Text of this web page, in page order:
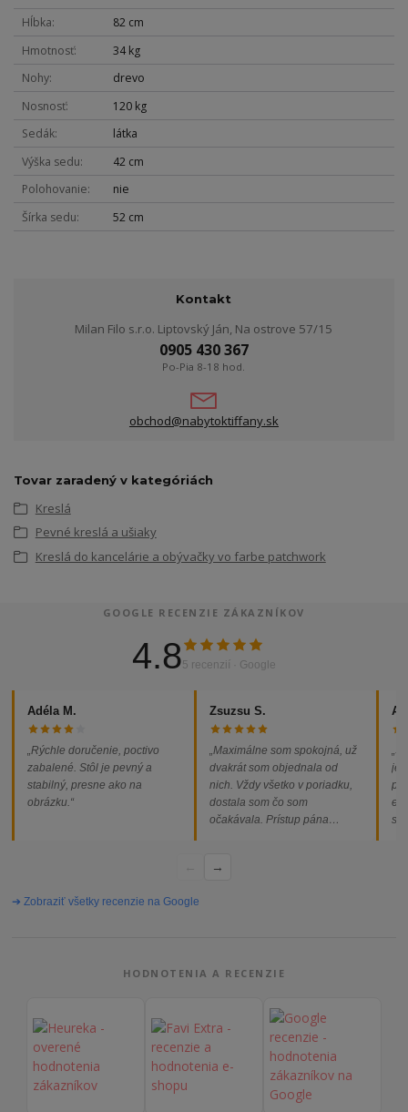
Hĺbka
82 cm
Hmotnosť
34 kg
Nohy
drevo
Nosnosť
120 kg
Sedák
látka
Výška sedu
42 cm
Polohovanie
nie
Šírka sedu
52 cm
Kontakt
Milan Filo s.r.o. Liptovský Ján, Na ostrove 57/15
0905 430 367
Po-Pia 8-18 hod.
obchod@nabytoktiffany.sk
Tovar zaradený v kategóriách
Kreslá
Pevné kreslá a ušiaky
Kreslá do kancelárie a obývačky vo farbe patchwork
GOOGLE RECENZIE ZÁKAZNÍKOV
4.85 recenzií · Google
Adéla M.
„Rýchle doručenie, poctivo
zabalené. Stôl je pevný a
stabilný, presne ako na
obrázku.“
Zsuzsu S.
„Maximálne som spokojná, už
dvakrát som objednala od
nich. Vždy všetko v poriadku,
dostala som čo som
očakávala. Prístup pána
problémov. Vrele odporúčam!“
→
➔ Zobraziť všetky recenzie na Google
HODNOTENIA A RECENZIE